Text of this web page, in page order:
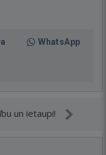
WhatsApp
un ietaupi!